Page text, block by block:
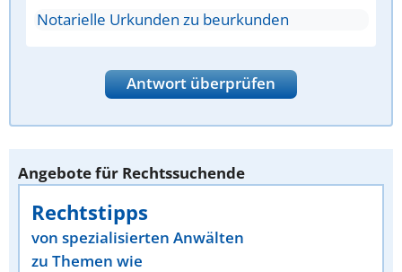
Notarielle Urkunden zu beurkunden
Antwort überprüfen
Angebote für Rechtssuchende
Rechtstipps
von spezialisierten Anwälten
zu Themen wie